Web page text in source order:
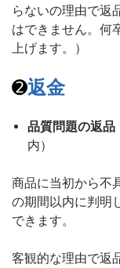
らないの理由で返
はできません。何
上げます。）
➋返金
品質問題の返品
内）
商品に当初から不
の期間以内に判明
できます。
客観的な理由で返